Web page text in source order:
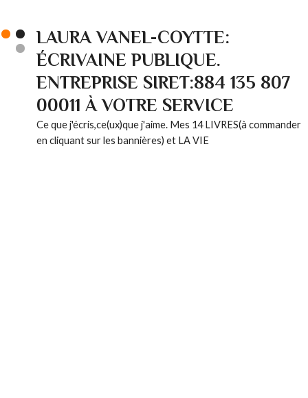
LAURA VANEL-COYTTE:
ÉCRIVAINE PUBLIQUE.
ENTREPRISE SIRET:884 135 807
00011 À VOTRE SERVICE
Ce que j'écris,ce(ux)que j'aime. Mes 14 LIVRES(à commander
en cliquant sur les bannières) et LA VIE